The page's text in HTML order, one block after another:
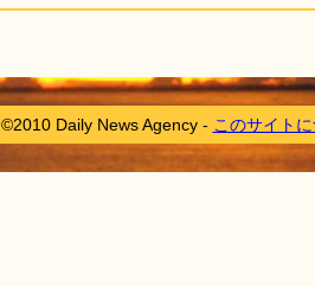
©2010 Daily News Agency - このサイト